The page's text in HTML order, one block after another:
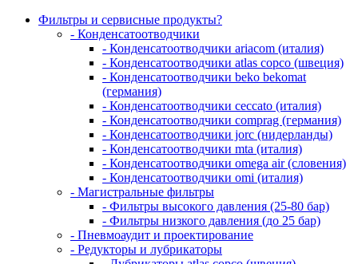
Фильтры и сервисные продукты?
- Конденсатоотводчики
- Конденсатоотводчики ariacom (италия)
- Конденсатоотводчики atlas copco (швеция)
- Конденсатоотводчики beko bekomat
(германия)
- Конденсатоотводчики ceccato (италия)
- Конденсатоотводчики comprag (германия)
- Конденсатоотводчики jorc (нидерланды)
- Конденсатоотводчики mta (италия)
- Конденсатоотводчики omega air (словения)
- Конденсатоотводчики omi (италия)
- Магистральные фильтры
- Фильтры высокого давления (25-80 бар)
- Фильтры низкого давления (до 25 бар)
- Пневмоаудит и проектирование
- Редукторы и лубрикаторы